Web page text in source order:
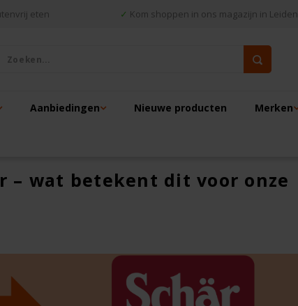
eten ✓ Kom shoppen in ons magazijn in Leiden
Aanbiedingen Nieuwe producten Merken
– wat betekent dit voor onze